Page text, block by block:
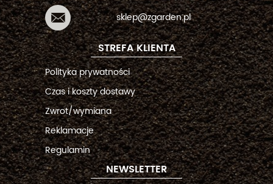
sklep@zgarden.pl
STREFA KLIENTA
Polityka prywatności
Czas i koszty dostawy
Zwrot/wymiana
Reklamacje
Regulamin
NEWSLETTER